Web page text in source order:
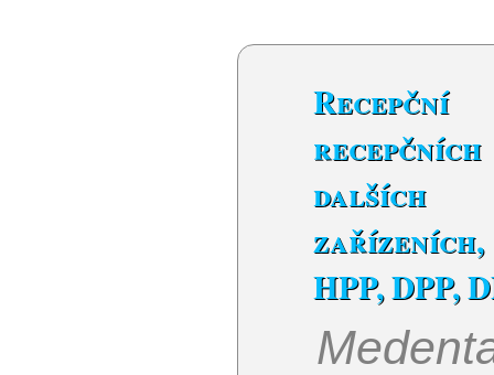
dalších
HPP, DPP,